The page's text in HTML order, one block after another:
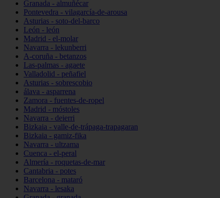
Granada - almuñécar
Pontevedra - vilagarcía-de-arousa
Asturias - soto-del-barco
León - león
Madrid - el-molar
Navarra - lekunberri
A-coruña - betanzos
Las-palmas - agaete
Valladolid - peñafiel
Asturias - sobrescobio
álava - asparrena
Zamora - fuentes-de-ropel
Madrid - móstoles
Navarra - deierri
Bizkaia - valle-de-trápaga-trapagaran
Bizkaia - gamiz-fika
Navarra - ultzama
Cuenca - el-peral
Almería - roquetas-de-mar
Cantabria - potes
Barcelona - mataró
Navarra - lesaka